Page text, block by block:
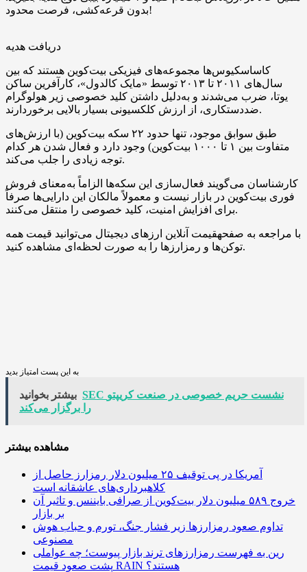
بدون قرعه‌کشی، فرصت محدود!
دریافت هدیه
کاساسکیوس‌ها مجموعه‌های فیزیکی بیت‌کوین هستند که بین
سال‌های ۲۰۱۱ تا ۲۰۱۳ توسط «مایک کالدول»، کارآفرین ساکن
یوتا، ضرب می‌شدند و به‌دلیل داشتن کلید خصوصی زیر هولوگرام
ضد‌دستکاری، از ارزش کلکسیونی بسیار بالایی برخوردارند.
طبق سوابق موجود، تنها حدود ۲۲ سکه بیت‌‌کوین (با ارزش‌های
متفاوت بین ۱ تا ۱۰۰۰ بیت‌‌کوین) وجود دارد و فعال شدن هر کدام
توجه زیادی را جلب می‌کند.
کارشناسان می‌گویند فعال‌سازی این سکه‌ها الزاماً به‌معنای فروش
فوری بیت‌کوین در بازار نیست و معمولاً مالکان این دارایی‌ها صرفاً
برای افزایش امنیت، کلید خصوصی را منتقل می‌کنند.
با مراجعه به صفحهقیمت آنلاین ارزهای دیجیتال می‌توانید قیمت همه
توکن‌ها و رمزارزها را به صورت لحظه‌ای مشاهده کنید.
به این پست امتیاز بدید
بیشتر بخوانید SEC نشست حریم خصوصی در صنعت کریپتو
را برگزار می‌کند
مشاهده بیشتر
آمریکا در پی توقیف ۲۵ میلیون دلار رمزارز حاصل از
کلاهبرداری‌های عاشقانه است
خروج ۵۸۹ میلیون دلار بیت‌کوین از صرافی بایننس و تاثیر آن
بر بازار
تداوم صعود رمزارزها زیر فشار جنگ، تورم و حباب هوش
مصنوعی
رین به فهرست رمزارزهای ترند بازار پیوست؛ چه عواملی
پشت صعود قیمت RAIN هستند؟